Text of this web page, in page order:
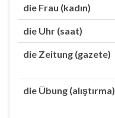
die Frau (kadın)
die Uhr (saat)
die Zeitung (gazete)
die Übung (alıştırma)